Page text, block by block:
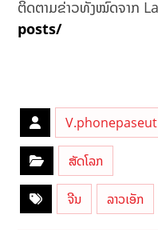
ຕິດຕາມຂ່າວທັງໝົດຈາກ
posts/
ສັດໂລກ
ຈີນ ລາວເອັກ